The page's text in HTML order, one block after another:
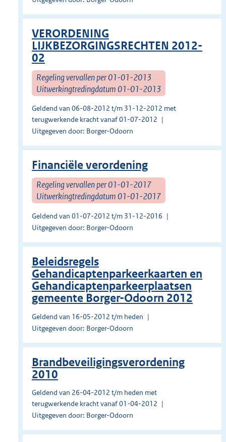
VERORDENING
LIJKBEZORGINGSRECHTEN 2012-
02
Regeling vervallen per 01-01-2013
Uitwerkingtredingdatum 01-01-2013
Geldend van 06-08-2012 t/m 31-12-2012 met
terugwerkende kracht vanaf 01-07-2012
Uitgegeven door: Borger-Odoorn
Financiële verordening
Regeling vervallen per 01-01-2017
Uitwerkingtredingdatum 01-01-2017
Geldend van 01-07-2012 t/m 31-12-2016
Uitgegeven door: Borger-Odoorn
Beleidsregels
Gehandicaptenparkeerkaarten en
Gehandicaptenparkeerplaatsen
gemeente Borger-Odoorn 2012
Geldend van 16-05-2012 t/m heden
Uitgegeven door: Borger-Odoorn
Brandbeveiligingsverordening
2010
Geldend van 26-04-2012 t/m heden met
terugwerkende kracht vanaf 01-04-2012
Uitgegeven door: Borger-Odoorn